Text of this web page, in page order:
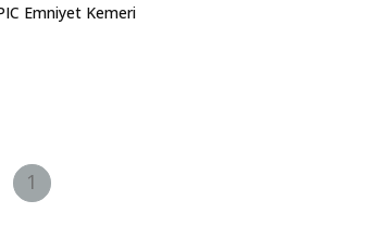
Emniyet Kemeri
1